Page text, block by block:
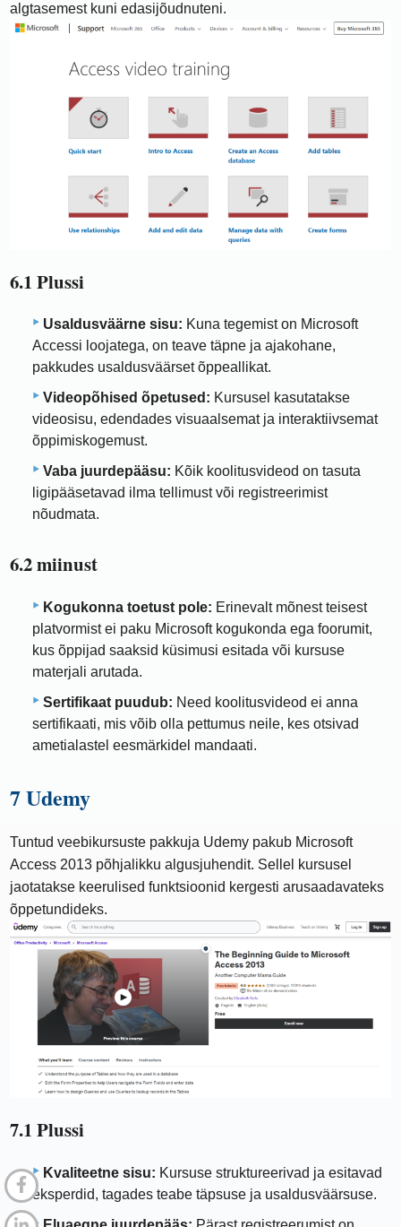
algtasemest kuni edasijõudnuteni.
6.1 Plussi
Usaldusväärne sisu: Kuna tegemist on Microsoft
Accessi loojatega, on teave täpne ja ajakohane,
pakkudes usaldusväärset õppeallikat.
Videopõhised õpetused: Kursusel kasutatakse
videosisu, edendades visuaalsemat ja interaktiivsemat
õppimiskogemust.
Vaba juurdepääsu: Kõik koolitusvideod on tasuta
ligipääsetavad ilma tellimust või registreerimist
nõudmata.
6.2 miinust
Kogukonna toetust pole: Erinevalt mõnest teisest
platvormist ei paku Microsoft kogukonda ega foorumit,
kus õppijad saaksid küsimusi esitada või kursuse
materjali arutada.
Sertifikaat puudub: Need koolitusvideod ei anna
sertifikaati, mis võib olla pettumus neile, kes otsivad
ametialastel eesmärkidel mandaati.
7 Udemy
Tuntud veebikursuste pakkuja Udemy pakub Microsoft
Access 2013 põhjalikku algusjuhendit. Sellel kursusel
jaotatakse keerulised funktsioonid kergesti arusaadavateks
õppetundideks.
7.1 Plussi
Kvaliteetne sisu: Kursuse struktureerivad ja esitavad
eksperdid, tagades teabe täpsuse ja usaldusväärsuse.